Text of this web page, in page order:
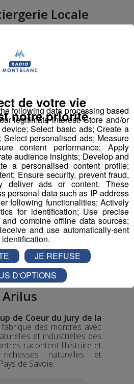
Locale
(Solus)
d'entreprise et de quartier.
pour un quotidien plus
des Cîmes
1 dans la catégorie
Durable en Montagne,
est une entreprisede
et d’espaces naturels, qui
à la valorisation de
Arilus
de Coeur du Jury de la
fabrique des montres avec
et industrielles des
racontent l'histoire et
naturelles et
de Savoie.
following data processing based
legitimate interest: Store and/or
Select basic ads; Create a
personalised ads; Measure
content performance; Apply
audience insights; Develop and
a personalised content profile;
Ensure security, prevent fraud,
deliver ads or content. These
personal data such as IP address
following functionalities: Actively
for identification; Use precise
combine offline data sources;
and use automatically-sent
de votre vie
notre priorité
JE REFUSE
D'OPTIONS